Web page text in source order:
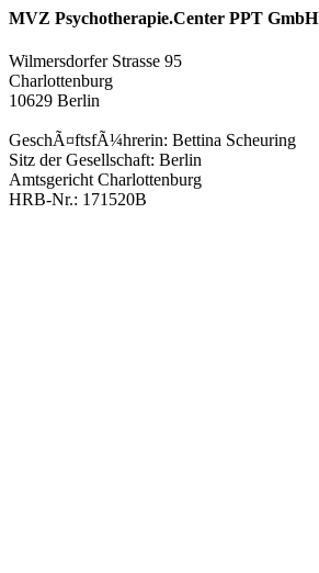
MVZ Psychotherapie.Center PPT GmbH
Wilmersdorfer Strasse 95
Charlottenburg
10629 Berlin
GeschÃ¤ftsfÃ¼hrerin: Bettina Scheuring
Sitz der Gesellschaft: Berlin
Amtsgericht Charlottenburg
HRB-Nr.: 171520B